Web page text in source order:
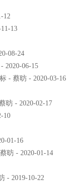
12
13
08-24
2020-06-15
- 蔡昉 - 2020-03-16
昉 - 2020-02-17
10
01-16
昉 - 2020-01-14
- 2019-10-22